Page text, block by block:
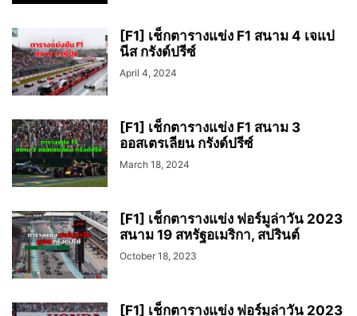
[F1] เช็กตารางแข่ง F1 สนาม 4 เจแป
นีส กรังด์ปรีซ์
April 4, 2024
[F1] เช็กตารางแข่ง F1 สนาม 3
ออสเตรเลียน กรังด์ปรีซ์
March 18, 2024
[F1] เช็กตารางแข่ง ฟอร์มูล่าวัน 2023
สนาม 19 สหรัฐอเมริกา, สปรินต์
October 18, 2023
[F1] เช็กตารางแข่ง ฟอร์มูล่าวัน 2023